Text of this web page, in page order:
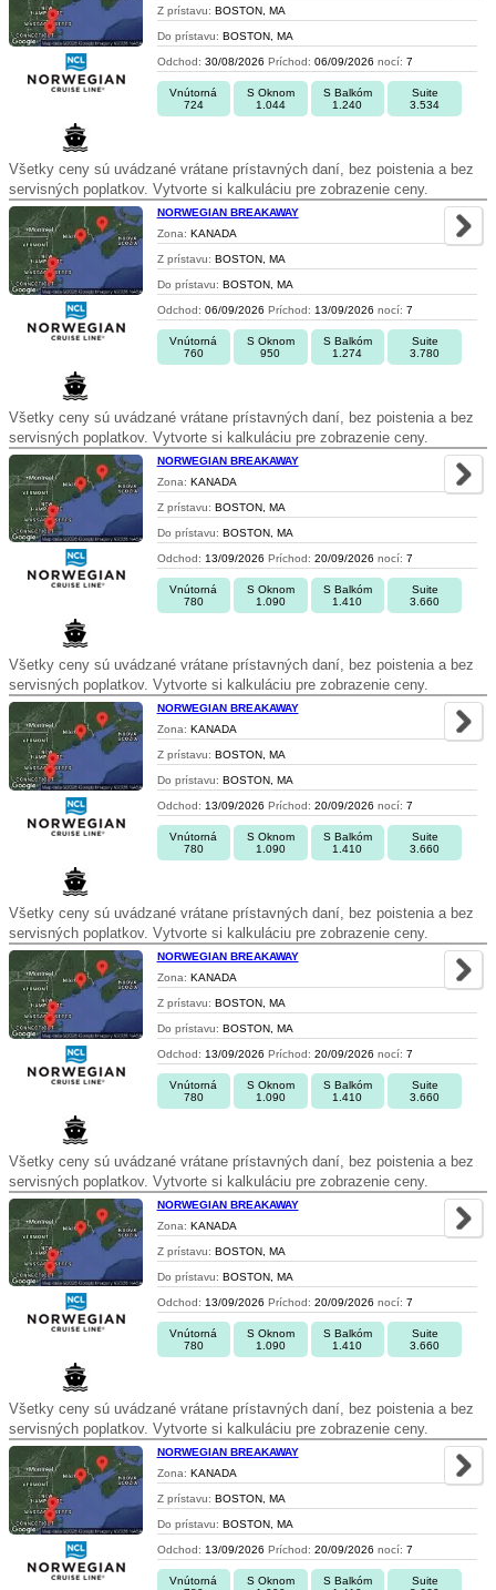
Z prístavu: BOSTON, MA
Do prístavu: BOSTON, MA
Odchod: 30/08/2026 Príchod: 06/09/2026 nocí: 7
Vnútorná
724
S Oknom
1.044
S Balkóm
1.240
Suite
3.534
Všetky ceny sú uvádzané vrátane prístavných daní, bez poistenia a bez
servisných poplatkov. Vytvorte si kalkuláciu pre zobrazenie ceny.
NORWEGIAN BREAKAWAY
Zona: KANADA
Z prístavu: BOSTON, MA
Do prístavu: BOSTON, MA
Odchod: 06/09/2026 Príchod: 13/09/2026 nocí: 7
Vnútorná
760
S Oknom
950
S Balkóm
1.274
Suite
3.780
Všetky ceny sú uvádzané vrátane prístavných daní, bez poistenia a bez
servisných poplatkov. Vytvorte si kalkuláciu pre zobrazenie ceny.
NORWEGIAN BREAKAWAY
Zona: KANADA
Z prístavu: BOSTON, MA
Do prístavu: BOSTON, MA
Odchod: 13/09/2026 Príchod: 20/09/2026 nocí: 7
Vnútorná
780
S Oknom
1.090
S Balkóm
1.410
Suite
3.660
Všetky ceny sú uvádzané vrátane prístavných daní, bez poistenia a bez
servisných poplatkov. Vytvorte si kalkuláciu pre zobrazenie ceny.
NORWEGIAN BREAKAWAY
Zona: KANADA
Z prístavu: BOSTON, MA
Do prístavu: BOSTON, MA
Odchod: 13/09/2026 Príchod: 20/09/2026 nocí: 7
Vnútorná
780
S Oknom
1.090
S Balkóm
1.410
Suite
3.660
Všetky ceny sú uvádzané vrátane prístavných daní, bez poistenia a bez
servisných poplatkov. Vytvorte si kalkuláciu pre zobrazenie ceny.
NORWEGIAN BREAKAWAY
Zona: KANADA
Z prístavu: BOSTON, MA
Do prístavu: BOSTON, MA
Odchod: 13/09/2026 Príchod: 20/09/2026 nocí: 7
Vnútorná
780
S Oknom
1.090
S Balkóm
1.410
Suite
3.660
Všetky ceny sú uvádzané vrátane prístavných daní, bez poistenia a bez
servisných poplatkov. Vytvorte si kalkuláciu pre zobrazenie ceny.
NORWEGIAN BREAKAWAY
Zona: KANADA
Z prístavu: BOSTON, MA
Do prístavu: BOSTON, MA
Odchod: 13/09/2026 Príchod: 20/09/2026 nocí: 7
Vnútorná
780
S Oknom
1.090
S Balkóm
1.410
Suite
3.660
Všetky ceny sú uvádzané vrátane prístavných daní, bez poistenia a bez
servisných poplatkov. Vytvorte si kalkuláciu pre zobrazenie ceny.
NORWEGIAN BREAKAWAY
Zona: KANADA
Z prístavu: BOSTON, MA
Do prístavu: BOSTON, MA
Odchod: 13/09/2026 Príchod: 20/09/2026 nocí: 7
Vnútorná
S Oknom
S Balkóm
Suite